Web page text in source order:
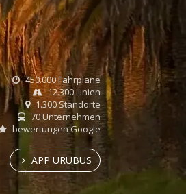
450.000 Fahrpläne
12.300 Linien
1.300 Standorte
70 Unternehmen
bewertungen Google
APP URUBUS